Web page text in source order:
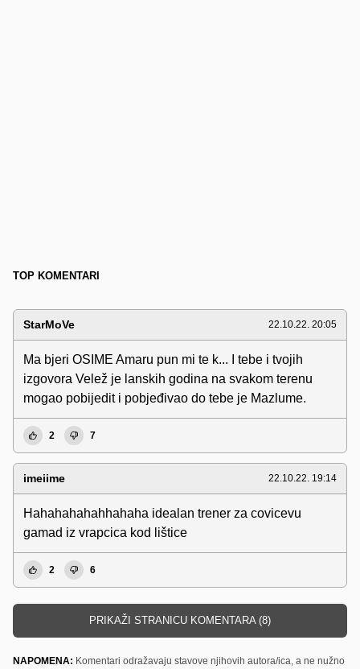
TOP KOMENTARI
StarMoVe 22.10.22. 20:05
Ma bjeri OSIME Amaru pun mi te k... I tebe i tvojih
izgovora Velež je lanskih godina na svakom terenu
mogao pobijedit i pobjeđivao do tebe je Mazlume.
2 7
imeiime 22.10.22. 19:14
Hahahahahahhahaha idealan trener za covicevu
gamad iz vrapcica kod lištice
2 6
PRIKAŽI STRANICU KOMENTARA (8)
NAPOMENA: Komentari odražavaju stavove njihovih autora/ica, a ne nužno